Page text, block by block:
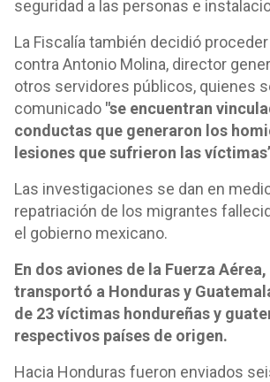
seguridad a las personas e
La Fiscalía también decidió
contra Antonio Molina, director
otros servidores públicos, quienes
comunicado "se encuentran
conductas que generaron los
lesiones que sufrieron las
Las investigaciones se dan en
repatriación de los migrantes
el gobierno mexicano.
En dos aviones de la Fuerza
transportó a Honduras y
de 23 víctimas hondureñas y
respectivos países de origen.
Hacia Honduras fueron enviados